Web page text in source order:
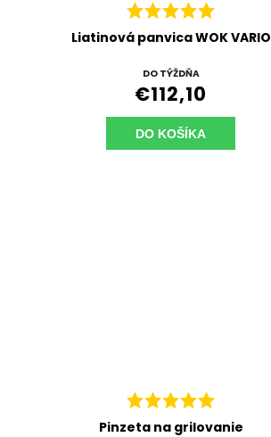
Liatinová panvica WOK VARIO
DO TÝŽDŇA
€112,10
DO KOŠÍKA
Pinzeta na grilovanie